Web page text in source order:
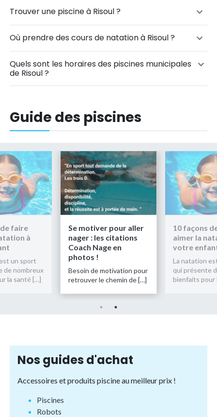
Trouver une piscine à Risoul ?
Où prendre des cours de natation à Risoul ?
Quels sont les horaires des piscines municipales
de Risoul ?
Guide des piscines
faire
à
un sport
de nombreux
la santé […]
Se motiver pour aller
nager : les citations
Coach Nage en
photos !
Besoin de motivation pour
retrouver le chemin de […]
10 façons
aimer la
votre
La natation
qui présente
bienfaits pour
Nos guides d'achat
Accessoires et produits piscine au meilleur prix !
Piscines
Robots